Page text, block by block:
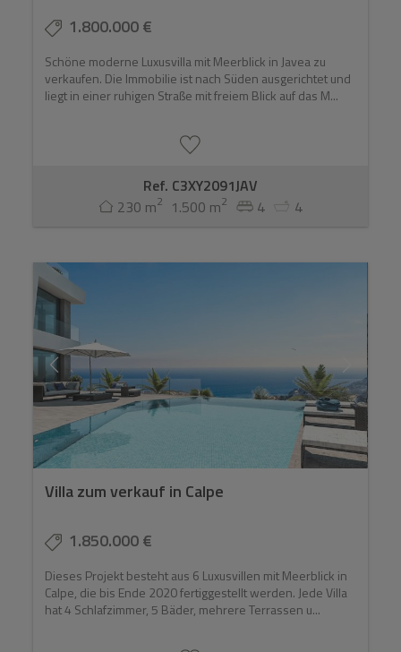
1.800.000 €
Schöne moderne Luxusvilla mit Meerblick in Javea zu
verkaufen. Die Immobilie ist nach Süden ausgerichtet und
liegt in einer ruhigen Straße mit freiem Blick auf das M...
Ref. C3XY2091JAV
230 m2 1.500 m2 4 4
Villa zum verkauf in Calpe
1.850.000 €
Dieses Projekt besteht aus 6 Luxusvillen mit Meerblick in
Calpe, die bis Ende 2020 fertiggestellt werden. Jede Villa
hat 4 Schlafzimmer, 5 Bäder, mehrere Terrassen u...